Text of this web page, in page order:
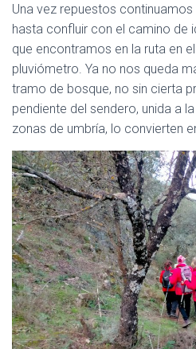
Una vez repuestos
hasta confluir con el camino de
que encontramos en la ruta en
pluviómetro. Ya no nos queda
tramo de bosque, no sin cierta
pendiente del sendero, unida a
zonas de umbría, lo convierten